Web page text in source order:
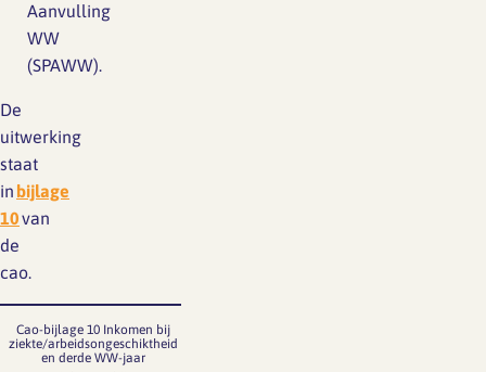
Aanvulling
WW
(SPAWW).
De
uitwerking
staat
in bijlage
10van
de
cao.
Cao-bijlage 10 Inkomen bij
ziekte/arbeidsongeschiktheid
en derde WW-jaar